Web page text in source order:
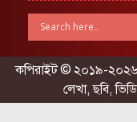
কপিরাইট © ২০১৯-২০২৬
লেখা, ছবি,